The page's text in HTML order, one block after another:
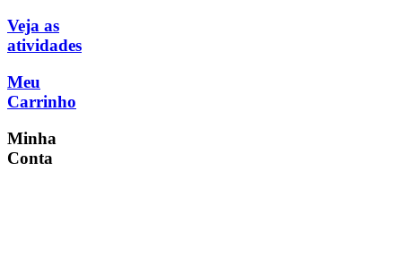
Veja as
atividades
Meu
Carrinho
Minha
Conta